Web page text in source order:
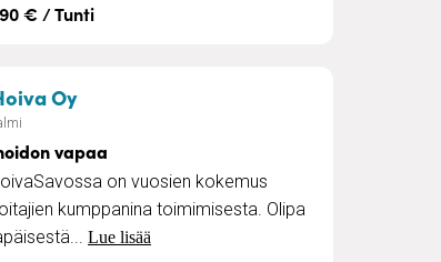
€ / Tunti
Oy– Omaishoidon vapaa
vapaa
on vuosien kokemus
kumppanina toimimisesta. Olipa
Lue lisää